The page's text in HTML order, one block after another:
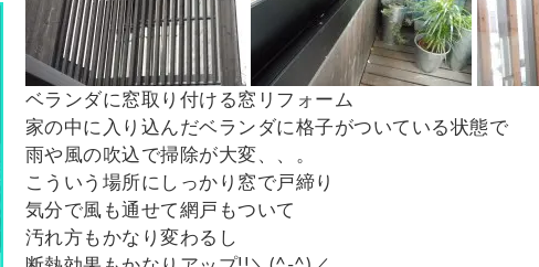
ベランダに窓取り付ける窓リフォーム
家の中に入り込んだベランダに格子がついている状態で
雨や風の吹込で掃除が大変、、。
こういう場所にしっかり窓で戸締り
気分で風も通せて網戸もついて
汚れ方もかなり変わるし